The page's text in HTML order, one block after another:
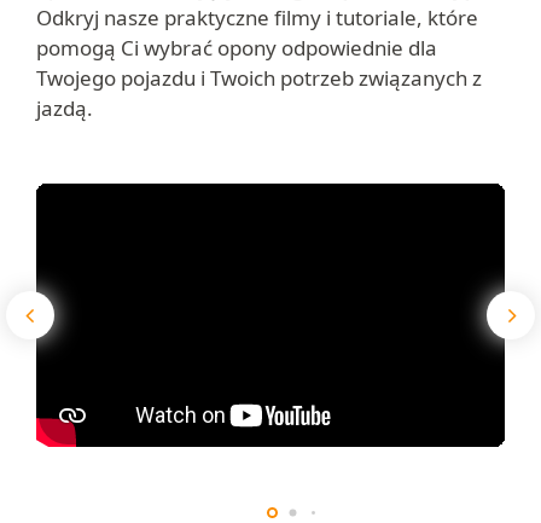
Odkryj nasze praktyczne filmy i tutoriale, które
pomogą Ci wybrać opony odpowiednie dla
Twojego pojazdu i Twoich potrzeb związanych z
jazdą.